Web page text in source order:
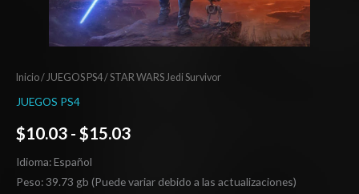
Inicio/ JUEGOS PS4/ STAR WARS Jedi Survivor
JUEGOS PS4
$10.03 - $15.03
Idioma: Español
Peso: 39.73 gb (Puede variar debido a las actualizaciones)